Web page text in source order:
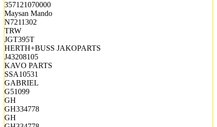
357121070000
Maysan Mando
N7211302
TRW
JGT395T
HERTH+BUSS JAKOPARTS
J43208105
KAVO PARTS
SSA10531
GABRIEL
G51099
GH
GH334778
GH